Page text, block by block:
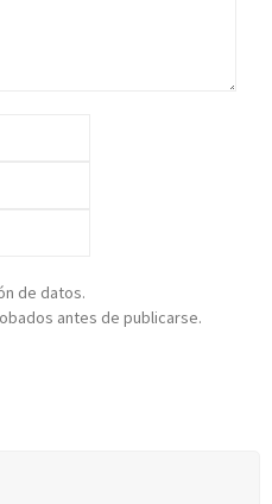
de datos.
antes de publicarse.